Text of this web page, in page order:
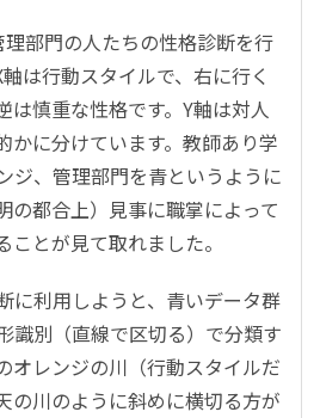
部門の人たちの性格診断を行
は行動スタイルで、右に行く
は慎重な性格です。Y軸は対人
かに分けています。教師あり学
ジ、管理部門を青というように
の都合上）見事に職掌によって
とが見て取れました。
に利用しようと、青いデータ群
識別（直線で区切る）で分類す
オレンジの川（行動スタイルだ
の川のように斜めに横切る方が